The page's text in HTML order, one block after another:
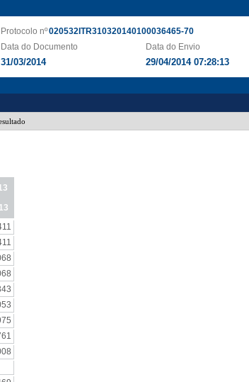
Protocolo nº020532ITR310320140100036465-70
Data do Documento
31/03/2014
Data do Envio
29/04/2014 07:28:13